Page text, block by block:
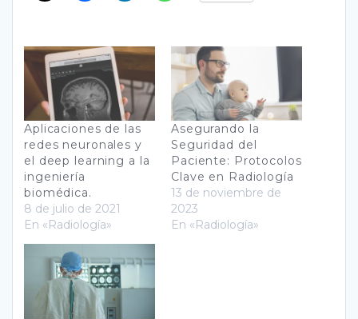
Aplicaciones de las
redes neuronales y
el deep learning a la
ingeniería
biomédica.
8 de julio de 2021
En «Radiología»
Asegurando la
Seguridad del
Paciente: Protocolos
Clave en Radiología
13 de noviembre de
2023
En «Radiología»